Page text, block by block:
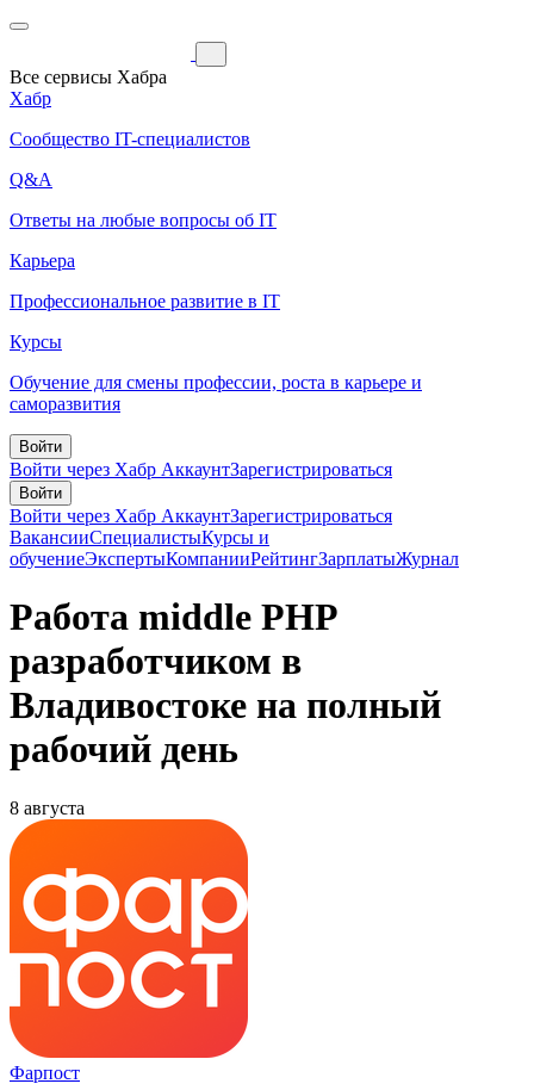
Все сервисы Хабра
Хабр
Сообщество IT-специалистов
Q&A
Ответы на любые вопросы об IT
Карьера
Профессиональное развитие в IT
Курсы
Обучение для смены профессии, роста в карьере и
саморазвития
Войти
Войти через Хабр АккаунтЗарегистрироваться
Войти
Войти через Хабр АккаунтЗарегистрироваться
ВакансииСпециалистыКурсы и
обучениеЭкспертыКомпанииРейтингЗарплатыЖурнал
Работа middle PHP
разработчиком в
Владивостоке на полный
рабочий день
8 августа
Фарпост